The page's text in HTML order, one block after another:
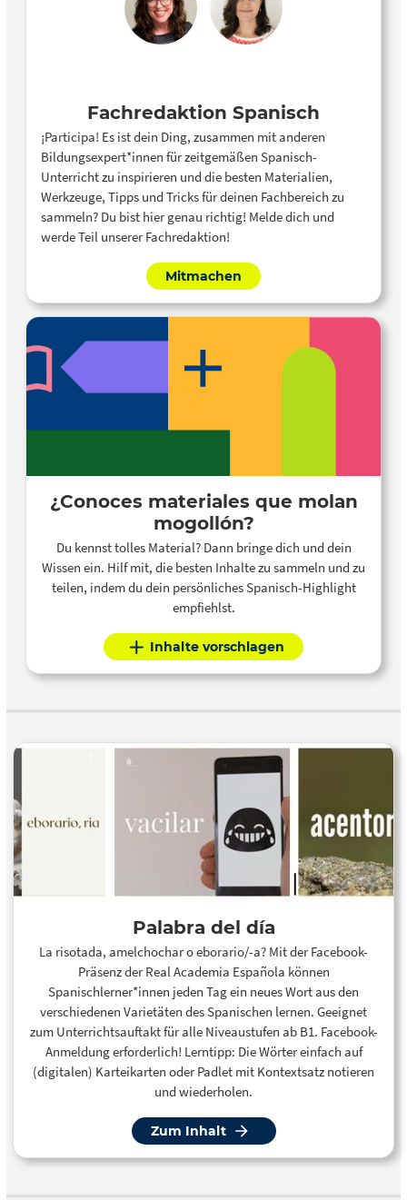
Fachredaktion Spanisch
¡Participa! Es ist dein Ding, zusammen mit anderen
Bildungsexpert*innen für zeitgemäßen Spanisch-
Unterricht zu inspirieren und die besten Materialien,
Werkzeuge, Tipps und Tricks für deinen Fachbereich zu
sammeln? Du bist hier genau richtig! Melde dich und
werde Teil unserer Fachredaktion!
Mitmachen
¿Conoces materiales que molan
mogollón?
Du kennst tolles Material? Dann bringe dich und dein
Wissen ein. Hilf mit, die besten Inhalte zu sammeln und zu
teilen, indem du dein persönliches Spanisch-Highlight
empfiehlst.
Inhalte vorschlagen
Palabra del día
La risotada, amelchochar o eborario/-a? Mit der Facebook-
Präsenz der Real Academia Española können
Spanischlerner*innen jeden Tag ein neues Wort aus den
verschiedenen Varietäten des Spanischen lernen. Geeignet
zum Unterrichtsauftakt für alle Niveaustufen ab B1. Facebook-
Anmeldung erforderlich! Lerntipp: Die Wörter einfach auf
(digitalen) Karteikarten oder Padlet mit Kontextsatz notieren
und wiederholen.
Zum Inhalt